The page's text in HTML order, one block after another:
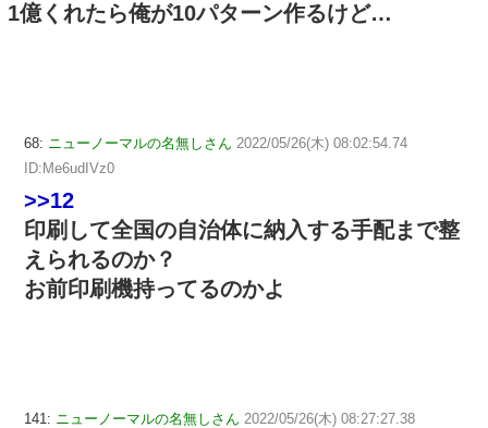
1億くれたら俺が10パターン作るけど…
68: ニューノーマルの名無しさん 2022/05/26(木) 08:02:54.74
ID:Me6udIVz0
>>12
印刷して全国の自治体に納入する手配まで整
えられるのか？
お前印刷機持ってるのかよ
141: ニューノーマルの名無しさん 2022/05/26(木) 08:27:27.38